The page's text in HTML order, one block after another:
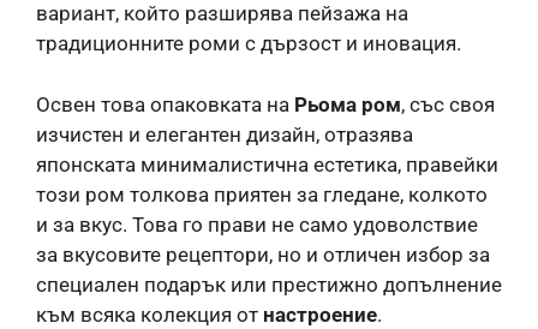
вариант, който разширява пейзажа на
традиционните роми с дързост и иновация.
Освен това опаковката на Рьома ром, със своя
изчистен и елегантен дизайн, отразява
японската минималистична естетика, правейки
този ром толкова приятен за гледане, колкото
и за вкус. Това го прави не само удоволствие
за вкусовите рецептори, но и отличен избор за
специален подарък или престижно допълнение
към всяка колекция от настроение.